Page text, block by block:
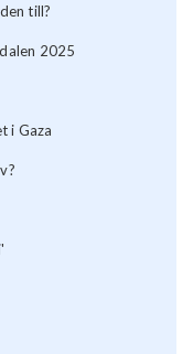
till?
2025
i Gaza